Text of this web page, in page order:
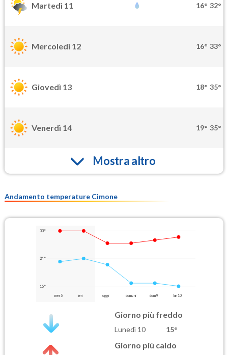
Martedì 11 16° 32°
Mercoledì 12 16° 33°
Giovedì 13 18° 35°
Venerdì 14 19° 35°
Mostra altro
Andamento temperature Cimone
33°
24°
15°
mer 5 ieri oggi domani dom 9 lun 10
Giorno più freddo
Lunedì 10 15°
Giorno più caldo